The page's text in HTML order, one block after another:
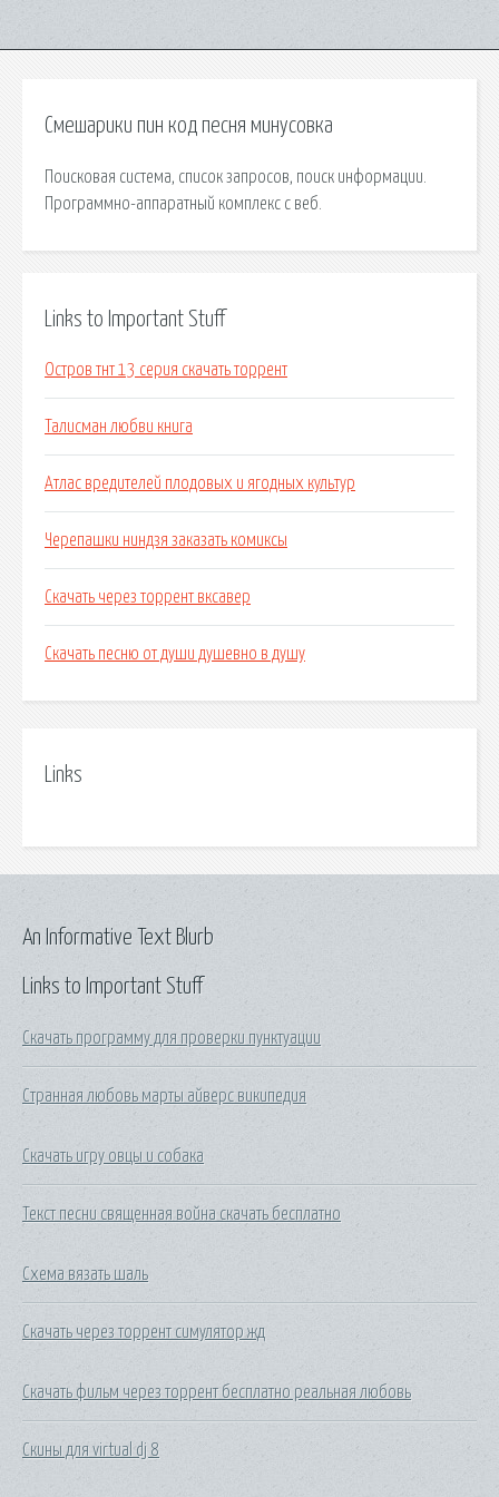
Смешарики пин код песня минусовка
Поисковая сиcтема, список запросов, поиск информации.
Программно-аппаратный комплекс с веб.
Links to Important Stuff
Остров тнт 13 серия скачать торрент
Талисман любви книга
Атлас вредителей плодовых и ягодных культур
Черепашки ниндзя заказать комиксы
Скачать через торрент вксавер
Скачать песню от души душевно в душу
Links
Links to Important Stuff
Скачать программу для проверки пунктуации
Странная любовь марты айверс википедия
Скачать игру овцы и собака
Текст песни священная война скачать бесплатно
Схема вязать шаль
Скачать через торрент симулятор жд
Скачать фильм через торрент бесплатно реальная любовь
Скины для virtual dj 8
An Informative Text Blurb